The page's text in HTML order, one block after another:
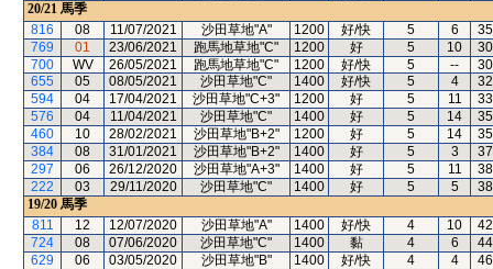
20/21 馬季
816
08 11/07/2021 沙田草地"A" 1200 好/快 5 6
35
769
01 23/06/2021 跑馬地草地"C" 1200 好 5 10
30
700
WV 26/05/2021 跑馬地草地"C" 1200 好/快 5 --
30
655
05 08/05/2021 沙田草地"C" 1400 好/快 5 4
32
594
04 17/04/2021 沙田草地"C+3" 1200 好 5 11
33
576
04 11/04/2021 沙田草地"C" 1400 好 5 14
35
460
10 28/02/2021 沙田草地"B+2" 1200 好 5 14
35
384
08 31/01/2021 沙田草地"B+2" 1400 好 5 3
37
297
06 26/12/2020 沙田草地"A+3" 1400 好 5 11
38
222
03 29/11/2020 沙田草地"C" 1400 好 5 5
38
19/20 馬季
811
12 12/07/2020 沙田草地"A" 1400 好/快 4 10
42
724
08 07/06/2020 沙田草地"C" 1400 黏 4 6
44
629
06 03/05/2020 沙田草地"B" 1400 好/快 4 4
46